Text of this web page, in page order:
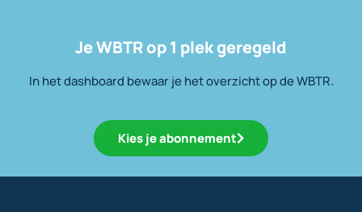
Je WBTR op 1 plek geregeld
In het dashboard bewaar je het overzicht op de WBTR.
Kies je abonnement